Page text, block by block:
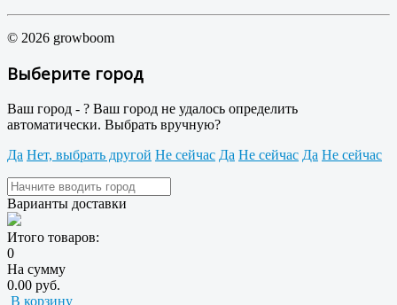
© 2026 growboom
Выберите город
Ваш город - ? Ваш город не удалось определить
автоматически. Выбрать вручную?
Да Нет, выбрать другой Не сейчас Да Не сейчас Да Не сейчас
Варианты доставки
Итого товаров:
0
На сумму
0.00 руб.
В корзину